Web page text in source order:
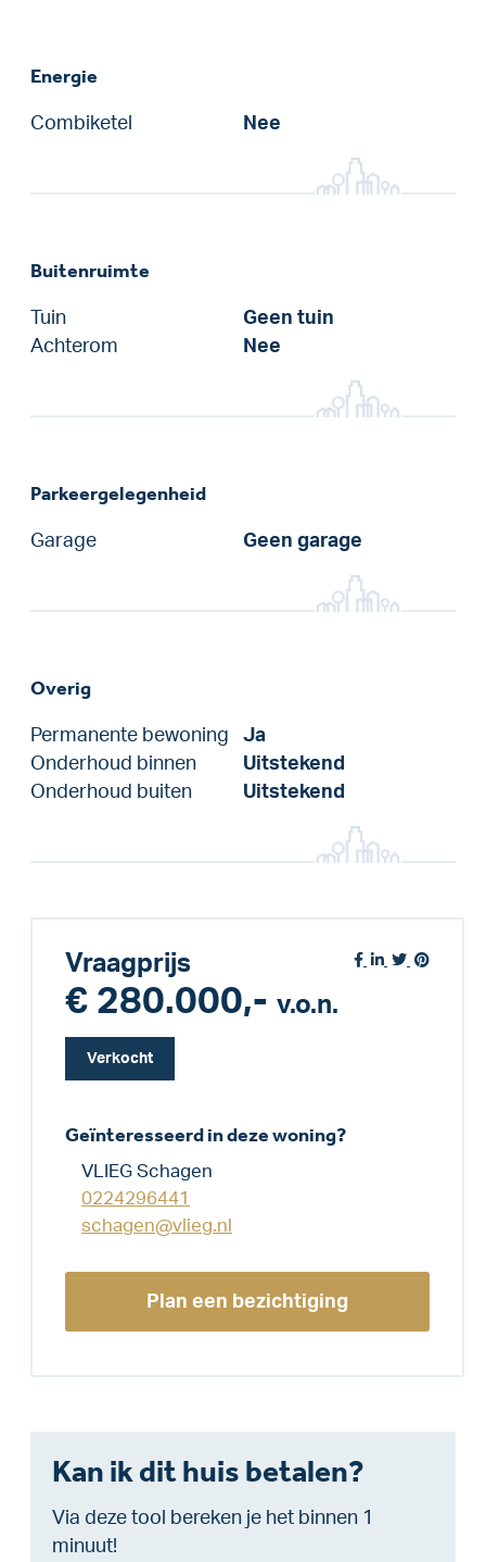
Energie
Combiketel Nee
Buitenruimte
Tuin
Geen tuin
Achterom
Nee
Parkeergelegenheid
Garage Geen garage
Overig
Permanente bewoning
Ja
Onderhoud binnen
Uitstekend
Onderhoud buiten
Uitstekend
Vraagprijs
€ 280.000,- v.o.n.
Verkocht
Geïnteresseerd in deze woning?
VLIEG Schagen
0224296441
schagen@vlieg.nl
Plan een bezichtiging
Kan ik dit huis betalen?
Via deze tool bereken je het binnen 1
minuut!